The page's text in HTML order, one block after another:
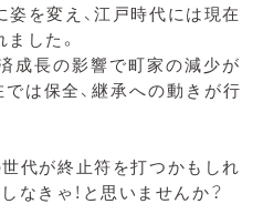
を変え、江戸時代には現在
した。
成長の影響で町家の減少が
は保全、継承への動きが行
代が終止符を打つかもしれ
なきゃ！と思いませんか？